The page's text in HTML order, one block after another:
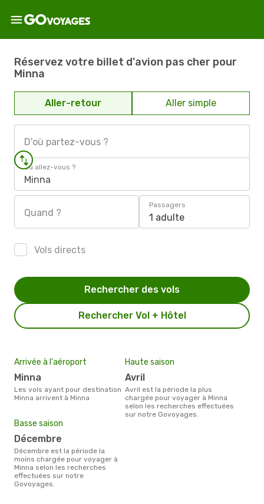
Réservez votre billet d'avion pas cher pour
Minna
Aller-retour Aller simple
D'où partez-vous ?
Où allez-vous ?
Minna
Quand ?
Passagers
1 adulte
Vols directs
Rechercher Vol + Hôtel
Rechercher des vols
Arrivée à l'aéroport
Minna
Les vols ayant pour destination
Minna arrivent à Minna
Haute saison
avril
avril est la période la plus
chargée pour voyager à Minna
selon les recherches effectuées
sur notre Govoyages.
Basse saison
décembre
décembre est la période la
moins chargée pour voyager à
Minna selon les recherches
effectuées sur notre
Govoyages.